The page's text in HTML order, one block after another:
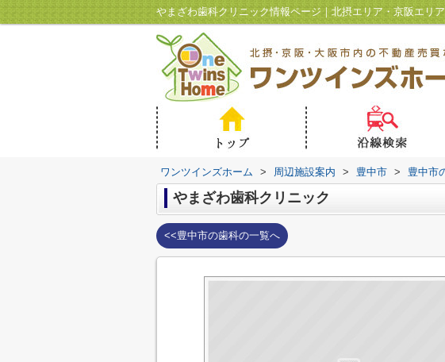
ワンツインズホーム > 周辺施設案内 > 豊中市 > 豊中市
やまざわ歯科クリニック
<<豊中市の歯科の一覧へ